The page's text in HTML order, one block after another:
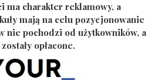
ma charakter reklamowy, a
mają na celu pozycjonowanie
nie pochodzi od użytkowników, a
opłacone.